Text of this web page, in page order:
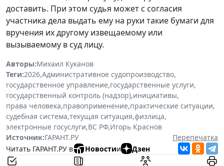
доставить. При этом судья может с согласия
участника дела выдать ему на руки такие бумаги для
вручения их другому извещаемому или
вызываемому в суд лицу.
Авторы:Михаил Куканов
Теги:2026,Административное судопроизводство,
государственное управление,государственные услуги,
государственный контроль (надзор),инициативы,
права человека,правоприменение,практические ситуации,
судебная система,текущая ситуация,физлица,
электронные госуслуги,ВС РФ,Игорь Краснов
Источник:ГАРАНТ.РУ
Перепечатка
Читать ГАРАНТ.РУ в
Новостии Дзен